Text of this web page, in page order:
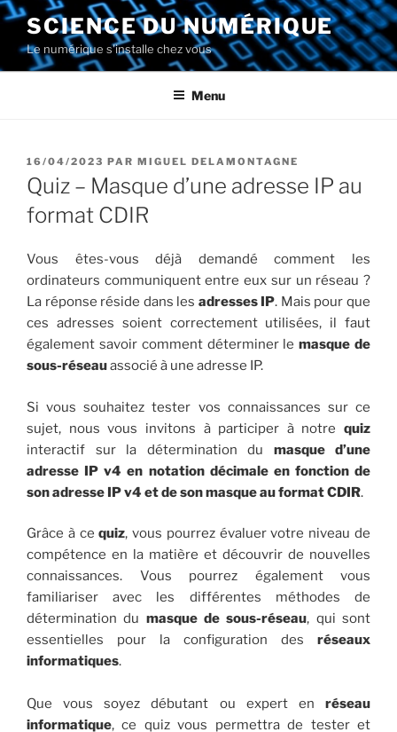
Aller
contenu
principal
SCIENCE DU NUMÉRIQUE
Le numérique s'installe chez vous
Menu
PUBLIÉ
LE
16/04/2023 PAR MIGUEL DELAMONTAGNE
Quiz – Masque d’une adresse IP au
format CDIR
Vous êtes-vous déjà demandé comment les
ordinateurs communiquent entre eux sur un réseau ?
La réponse réside dans les adresses IP. Mais pour que
ces adresses soient correctement utilisées, il faut
également savoir comment déterminer lemasque de
sous-réseauassocié à une adresse IP.
Si vous souhaitez tester vos connaissances sur ce
sujet, nous vous invitons à participer à notre quiz
interactif sur la détermination du masque d’une
adresse IP v4 en notation décimale en fonction de
son adresse IP v4 et de son masque au format CDIR.
Grâce à cequiz, vous pourrez évaluer votre niveau de
compétence en la matière et découvrir de nouvelles
connaissances. Vous pourrez également vous
familiariser avec les différentes méthodes de
détermination du masque de sous-réseau, qui sont
essentielles pour la configuration des réseaux
informatiques.
Que vous soyez débutant ou expert en réseau
informatique, ce quiz vous permettra de tester et